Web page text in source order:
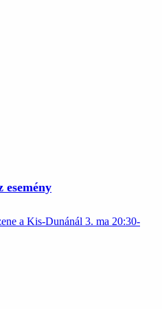
esemény
a Kis-Dunánál 3. ma 20:30-